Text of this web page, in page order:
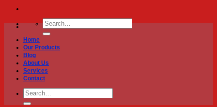
Search
for:
Home
Our Products
Blog
About Us
Services
Contact
Search
for: